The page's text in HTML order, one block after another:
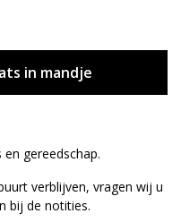
gereedschap.
verblijven, vragen wij u
bij de notities.
in mandje